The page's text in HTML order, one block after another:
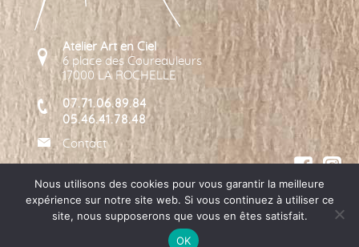
Atelier Art en Ciel
6 place des Coureauleurs
17000 LA ROCHELLE
07.71.06.89.84
05.46.41.78.48
Contact
Nous utilisons des cookies pour vous garantir la meilleure
expérience sur notre site web. Si vous continuez à utiliser ce
site, nous supposerons que vous en êtes satisfait.
OK
© Copyright 2021 - Tous droits réservés -
Mentions légales